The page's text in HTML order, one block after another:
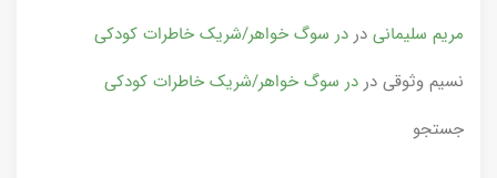
مریم سلیمانی در در سوگ خواهر/شریک خاطرات کودکی
نسیم وثوقی در در سوگ خواهر/شریک خاطرات کودکی
جستجو